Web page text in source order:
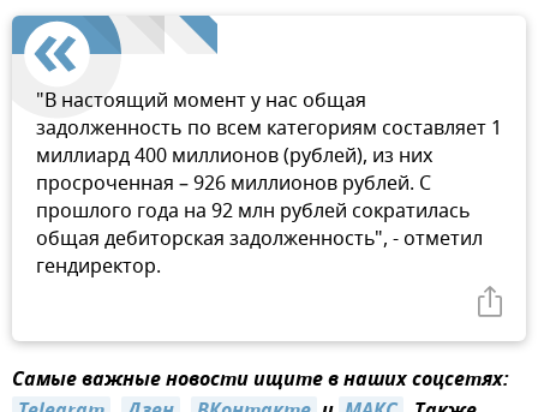
"В настоящий момент у нас общая
задолженность по всем категориям составляет 1
миллиард 400 миллионов (рублей), из них
просроченная – 926 миллионов рублей. С
прошлого года на 92 млн рублей сократилась
общая дебиторская задолженность", - отметил
гендиректор.
Самые важные новости ищите в наших соцсетях: